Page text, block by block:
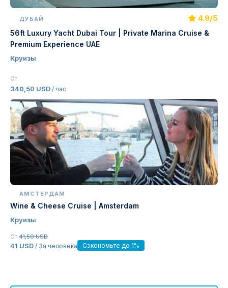
ДУБАЙ 4.9/5
56ft Luxury Yacht Dubai Tour | Private Marina Cruise &
Premium Experience UAE
Круизы
От
340,50 USD / час
АМСТЕРДАМ
Wine & Cheese Cruise | Amsterdam
Круизы
От 41,50 USD
41 USD / За человека Сэкономьте до 1%